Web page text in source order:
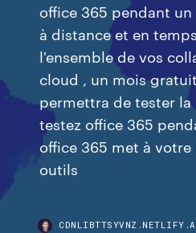
office 365 pendant
à distance et en
l'ensemble de vos
cloud , un mois
permettra de tester
testez office 365
office 365 met à
outils